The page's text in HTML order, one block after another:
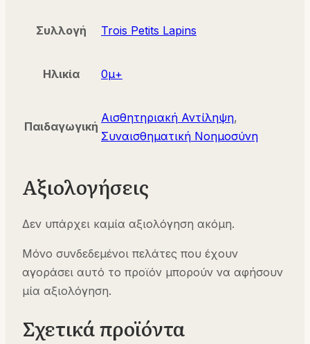
Συλλογή Trois Petits Lapins
Ηλικία 0μ+
Παιδαγωγική
Αισθητηριακή Αντίληψη,
Συναισθηματική Νοημοσύνη
Αξιολογήσεις
Δεν υπάρχει καμία αξιολόγηση ακόμη.
Μόνο συνδεδεμένοι πελάτες που έχουν
αγοράσει αυτό το προϊόν μπορούν να αφήσουν
μία αξιολόγηση.
Σχετικά προϊόντα